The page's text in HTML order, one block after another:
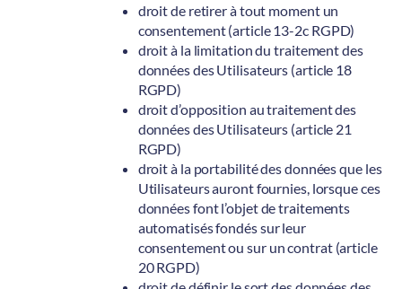
droit de retirer à tout moment un
consentement (article 13-2c RGPD)
droit à la limitation du traitement des
données des Utilisateurs (article 18
RGPD)
droit d’opposition au traitement des
données des Utilisateurs (article 21
RGPD)
droit à la portabilité des données que les
Utilisateurs auront fournies, lorsque ces
données font l’objet de traitements
automatisés fondés sur leur
consentement ou sur un contrat (article
20 RGPD)